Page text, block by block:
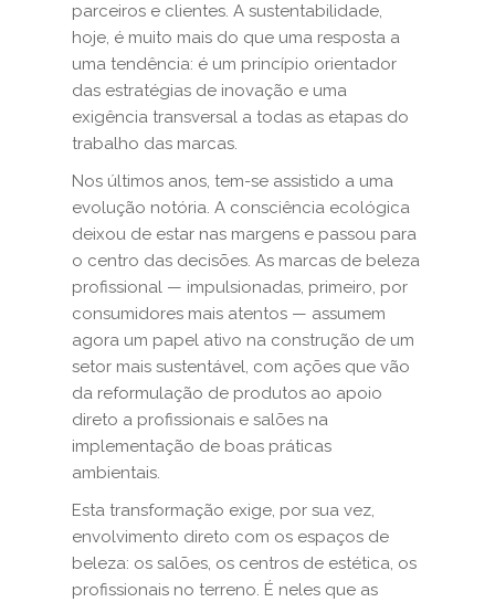
parceiros e clientes. A sustentabilidade,
hoje, é muito mais do que uma resposta a
uma tendência: é um princípio orientador
das estratégias de inovação e uma
exigência transversal a todas as etapas do
trabalho das marcas.
Nos últimos anos, tem-se assistido a uma
evolução notória. A consciência ecológica
deixou de estar nas margens e passou para
o centro das decisões. As marcas de beleza
profissional — impulsionadas, primeiro, por
consumidores mais atentos — assumem
agora um papel ativo na construção de um
setor mais sustentável, com ações que vão
da reformulação de produtos ao apoio
direto a profissionais e salões na
implementação de boas práticas
ambientais.
Esta transformação exige, por sua vez,
envolvimento direto com os espaços de
beleza: os salões, os centros de estética, os
profissionais no terreno. É neles que as